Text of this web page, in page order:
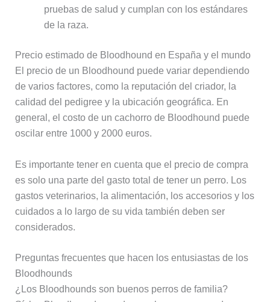
pruebas de salud y cumplan con los estándares
de la raza.
Precio estimado de Bloodhound en España y el mundo
El precio de un Bloodhound puede variar dependiendo
de varios factores, como la reputación del criador, la
calidad del pedigree y la ubicación geográfica. En
general, el costo de un cachorro de Bloodhound puede
oscilar entre 1000 y 2000 euros.
Es importante tener en cuenta que el precio de compra
es solo una parte del gasto total de tener un perro. Los
gastos veterinarios, la alimentación, los accesorios y los
cuidados a lo largo de su vida también deben ser
considerados.
Preguntas frecuentes que hacen los entusiastas de los
Bloodhounds
¿Los Bloodhounds son buenos perros de familia?